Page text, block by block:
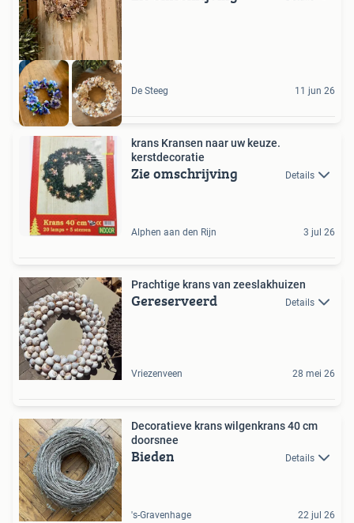
De Steeg 11 jun 26
krans Kransen naar uw keuze.
kerstdecoratie
Zie omschrijving Details
Alphen aan den Rijn 3 jul 26
Prachtige krans van zeeslakhuizen
Gereserveerd Details
Vriezenveen 28 mei 26
Decoratieve krans wilgenkrans 40 cm
doorsnee
Bieden Details
's-Gravenhage 22 jul 26